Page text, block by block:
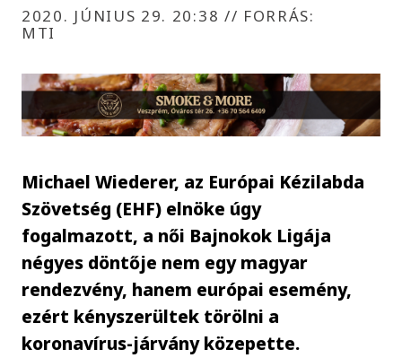
2020. JÚNIUS 29. 20:38 // FORRÁS:
MTI
Michael Wiederer, az Európai Kézilabda
Szövetség (EHF) elnöke úgy
fogalmazott, a női Bajnokok Ligája
négyes döntője nem egy magyar
rendezvény, hanem európai esemény,
ezért kényszerültek törölni a
koronavírus-járvány közepette.